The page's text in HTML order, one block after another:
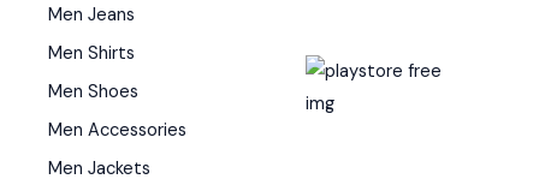
Men Jeans
Men Shirts
Men Shoes
Men Accessories
Men Jackets